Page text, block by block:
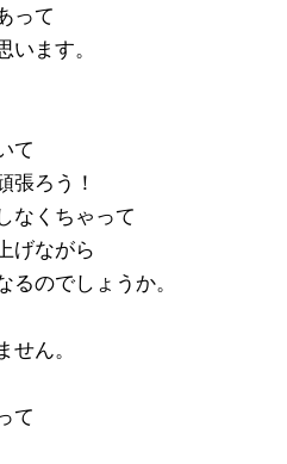
って
います。
て
張ろう！
なくちゃって
げながら
るのでしょうか。
せん。
て